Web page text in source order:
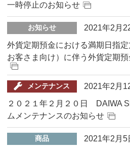
一時停止のお知らせ
お知らせ
2021年2月
外貨定期預金における満期日指
お客さま向け）に伴う外貨定期
メンテナンス
2021年2月
２０２１年２月２０日 DAIWA
ムメンテナンスのお知らせ
商品
2021年2月5